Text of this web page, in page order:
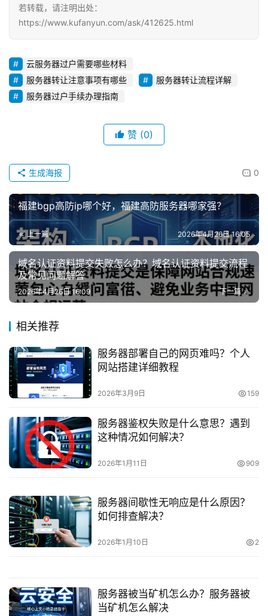
若转载，请注明出处：
https://www.kufanyun.com/ask/412625.html
云服务器过户需要哪些材料
服务器转让注意事项有哪些
服务器转让流程详解
服务器过户手续办理指南
赞 (0)
0
生成海报
福建bgp高防ip哪个好，福建高防服务器哪家强？
上一篇 2026年4月26日 16:05
域名认证资料提交失败怎么办？域名认证资料提交流程
及常见问题解答
下一篇
2026年4月26日 16:09
相关推荐
服务器部署自己的网页难吗？个人
网站搭建详细教程
2026年3月9日 159
服务器鉴权失败是什么意思？遇到
这种情况如何解决？
2026年1月11日 909
服务器间歇性无响应是什么原因？
如何排查解决？
2026年1月10日 2
服务器被当矿机怎么办？服务器被
当矿机怎么解决